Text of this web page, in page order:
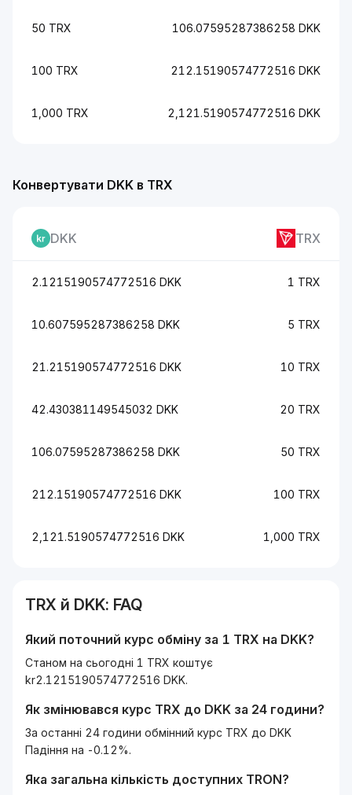
50 TRX 106.07595287386258 DKK
100 TRX 212.15190574772516 DKK
1,000 TRX 2,121.5190574772516 DKK
Конвертувати DKK в TRX
DKK TRX
2.1215190574772516 DKK 1 TRX
10.607595287386258 DKK 5 TRX
21.215190574772516 DKK 10 TRX
42.430381149545032 DKK 20 TRX
106.07595287386258 DKK 50 TRX
212.15190574772516 DKK 100 TRX
2,121.5190574772516 DKK 1,000 TRX
TRX й DKK: FAQ
Який поточний курс обміну за 1 TRX на DKK?
Станом на сьогодні 1 TRX коштує
kr2.1215190574772516 DKK.
Як змінювався курс TRX до DKK за 24 години?
За останні 24 години обмінний курс TRX до DKK
Падіння на -0.12%.
Яка загальна кількість доступних TRON?